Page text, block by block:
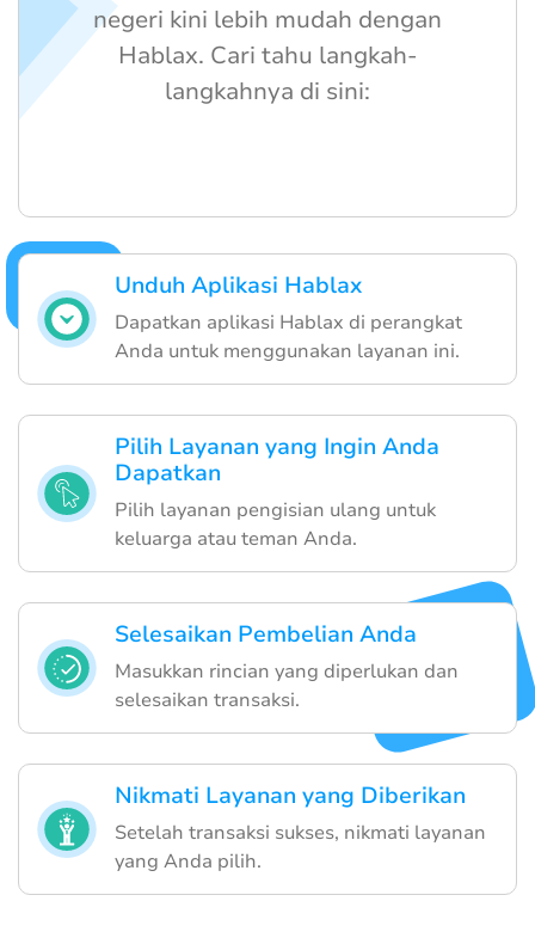
Unduh Aplikasi Hablax
Dapatkan aplikasi Hablax di perangkat
Anda untuk menggunakan layanan ini.
Pilih Layanan yang Ingin Anda
Dapatkan
Pilih layanan pengisian ulang untuk
keluarga atau teman Anda.
Selesaikan Pembelian Anda
Masukkan rincian yang diperlukan dan
selesaikan transaksi.
Nikmati Layanan yang Diberikan
Setelah transaksi sukses, nikmati layanan
yang Anda pilih.
negeri kini lebih mudah dengan
Hablax. Cari tahu langkah-
langkahnya di sini: